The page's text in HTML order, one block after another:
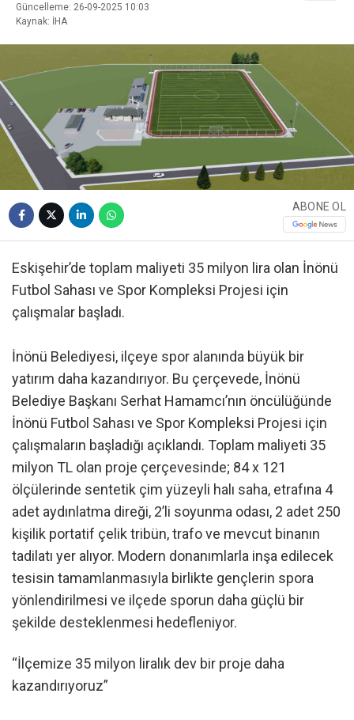
Güncelleme: 26-09-2025 10:03
Kaynak: İHA
ABONE OL
Eskişehir’de toplam maliyeti 35 milyon lira olan İnönü
Futbol Sahası ve Spor Kompleksi Projesi için
çalışmalar başladı.
İnönü Belediyesi, ilçeye spor alanında büyük bir
yatırım daha kazandırıyor. Bu çerçevede, İnönü
Belediye Başkanı Serhat Hamamcı’nın öncülüğünde
İnönü Futbol Sahası ve Spor Kompleksi Projesi için
çalışmaların başladığı açıklandı. Toplam maliyeti 35
milyon TL olan proje çerçevesinde; 84 x 121
ölçülerinde sentetik çim yüzeyli halı saha, etrafına 4
adet aydınlatma direği, 2’li soyunma odası, 2 adet 250
kişilik portatif çelik tribün, trafo ve mevcut binanın
tadilatı yer alıyor. Modern donanımlarla inşa edilecek
tesisin tamamlanmasıyla birlikte gençlerin spora
yönlendirilmesi ve ilçede sporun daha güçlü bir
şekilde desteklenmesi hedefleniyor.
“İlçemize 35 milyon liralık dev bir proje daha
kazandırıyoruz”